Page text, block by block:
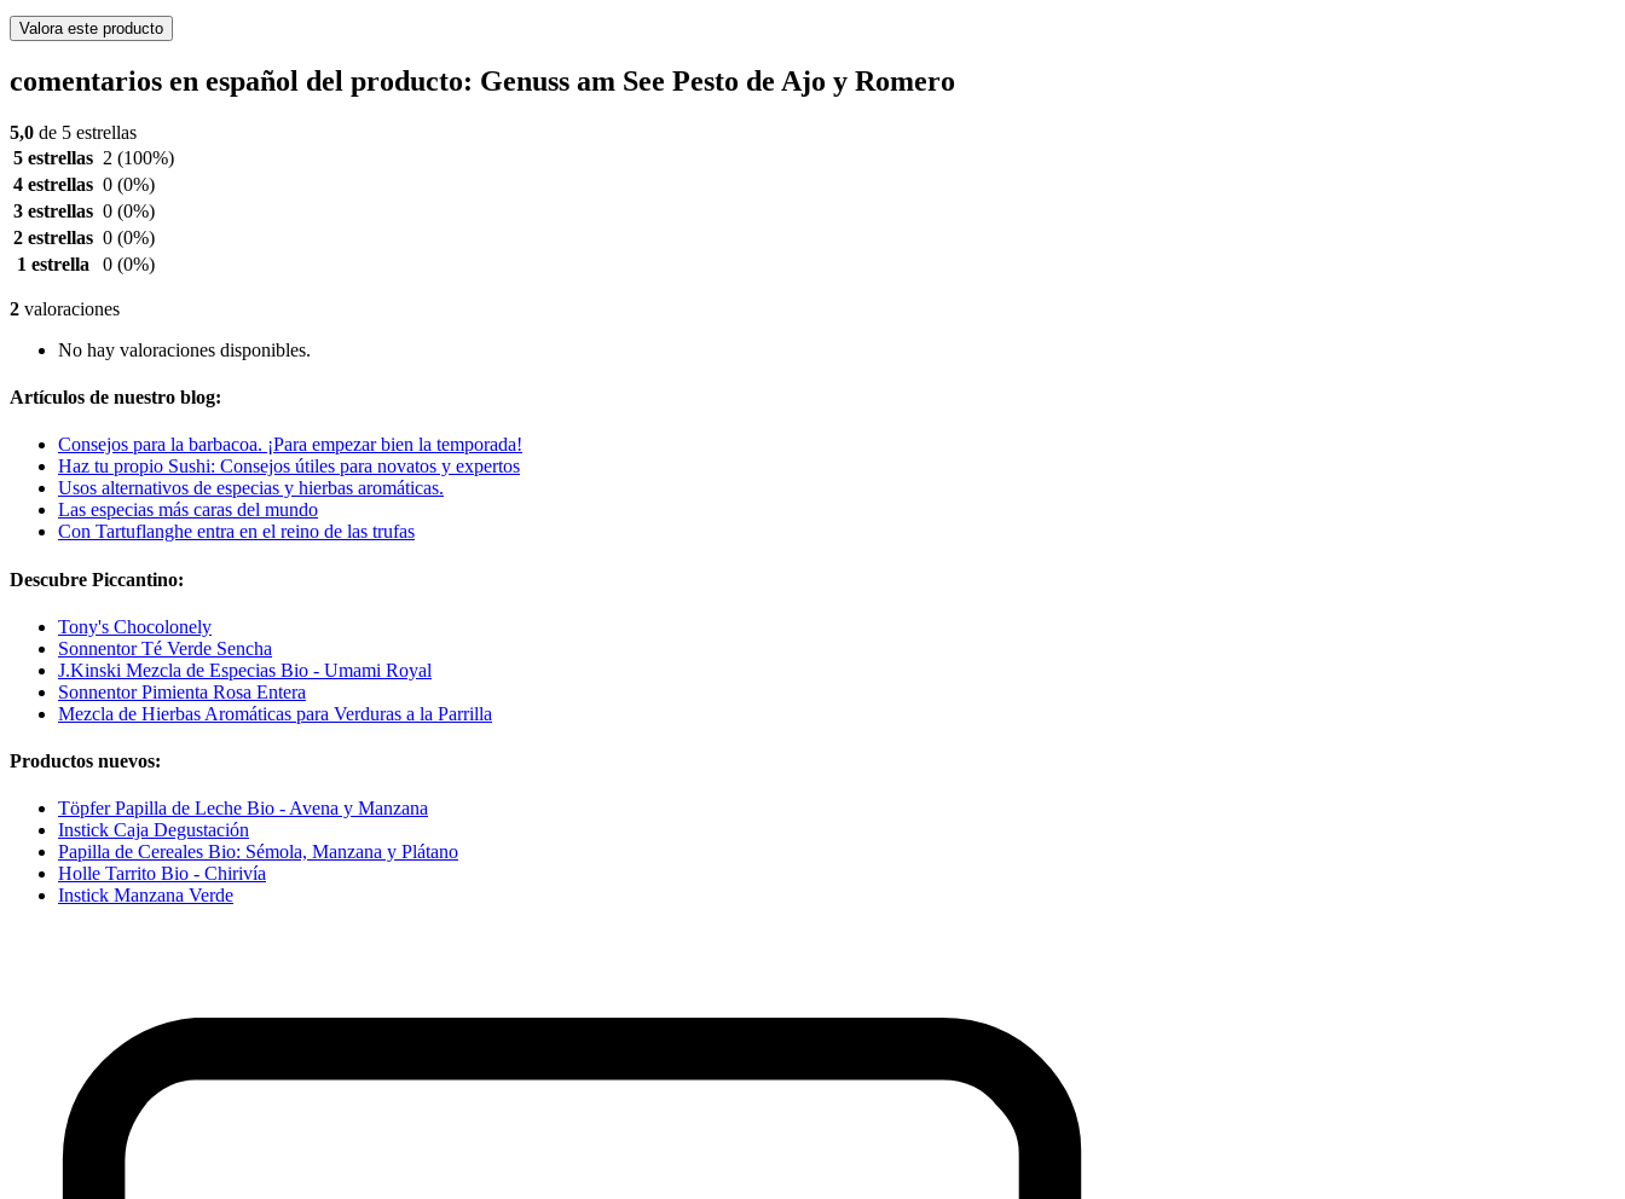
Valora este producto
comentarios en español del producto: Genuss am See Pesto de Ajo y Romero
5,0 de 5 estrellas
5 estrellas 2 (100%)
4 estrellas 0 (0%)
3 estrellas 0 (0%)
2 estrellas 0 (0%)
1 estrella
0 (0%)
2 valoraciones
No hay valoraciones disponibles.
Artículos de nuestro blog:
Consejos para la barbacoa. ¡Para empezar bien la temporada!
Haz tu propio Sushi: Consejos útiles para novatos y expertos
Usos alternativos de especias y hierbas aromáticas.
Las especias más caras del mundo
Con Tartuflanghe entra en el reino de las trufas
Descubre Piccantino:
Tony's Chocolonely
Sonnentor Té Verde Sencha
J.Kinski Mezcla de Especias Bio - Umami Royal
Sonnentor Pimienta Rosa Entera
Mezcla de Hierbas Aromáticas para Verduras a la Parrilla
Productos nuevos:
Töpfer Papilla de Leche Bio - Avena y Manzana
Instick Caja Degustación
Papilla de Cereales Bio: Sémola, Manzana y Plátano
Holle Tarrito Bio - Chirivía
Instick Manzana Verde